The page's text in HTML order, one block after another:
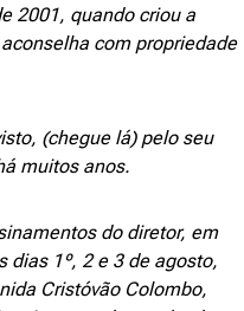
2001, quando criou a
com propriedade
(chegue lá) pelo seu
muitos anos.
do diretor, em
dias 1º, 2 e 3 de agosto,
Cristóvão Colombo,